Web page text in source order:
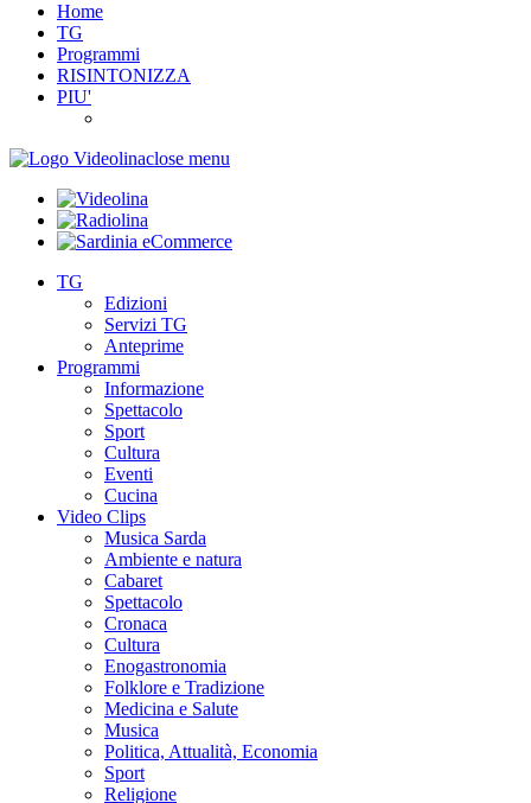
Home
TG
Programmi
RISINTONIZZA
PIU'
close menu
TG
Edizioni
Servizi TG
Anteprime
Programmi
Informazione
Spettacolo
Sport
Cultura
Eventi
Cucina
Video Clips
Musica Sarda
Ambiente e natura
Cabaret
Spettacolo
Cronaca
Cultura
Enogastronomia
Folklore e Tradizione
Medicina e Salute
Musica
Politica, Attualità, Economia
Sport
Religione